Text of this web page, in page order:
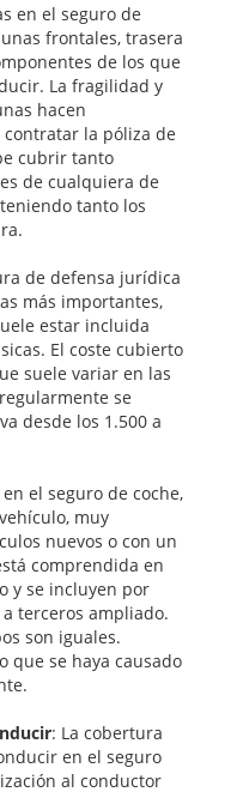
en el seguro de
frontales, trasera
de los que
La fragilidad y
hacen
la póliza de
cubrir tanto
de cualquiera de
tanto los
de defensa jurídica
más importantes,
estar incluida
El coste cubierto
suele variar en las
se
desde los 1.500 a
el seguro de coche,
muy
nuevos o con un
comprendida en
y se incluyen por
terceros ampliado.
son iguales.
que se haya causado
: La cobertura
en el seguro
al conductor